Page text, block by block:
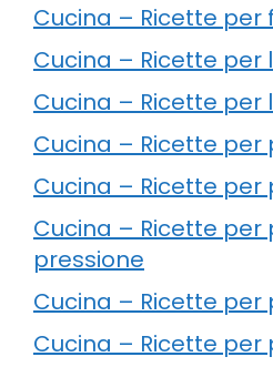
Cucina – Ricette per
Cucina – Ricette per
Cucina – Ricette per
Cucina – Ricette per
Cucina – Ricette per
Cucina – Ricette per
pressione
Cucina – Ricette per
Cucina – Ricette per